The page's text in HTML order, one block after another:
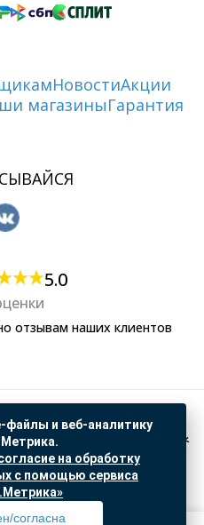
НовостиАкции
магазиныГарантия
5.0
отзывам наших клиентов
данных
Яндекс Метрика
Предложение не является публичной
на сайте ознакомительные
вSO.USE
и веб-аналитику
на обработку
с помощью сервиса
согласна